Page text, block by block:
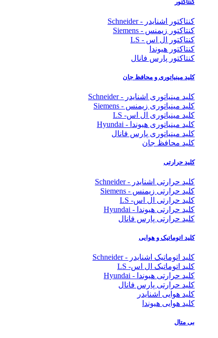
کنتاکتور
کنتاکتور اشنایدر - Schneider
کنتاکتور زیمنس - Siemens
کنتاکتور ال اس - LS
کنتاکتور هیوندا
کنتاکتور پارس فانال
کلید مینیاتوری و محافظ جان
کلید مینیاتوری اشنایدر - Schneider
کلید مینیاتوری زیمنس - Siemens
کلید مینیاتوری ال اس- LS
کلید مینیاتوری هیوندا - Hyundai
کلید مینیاتوری پارس فانال
کلید محافظ جان
کلید حرارتی
کلید حرارتی اشنایدر - Schneider
کلید حرارتی زیمنس - Siemens
کلید حرارتی ال اس- LS
کلید حرارتی هیوندا - Hyundai
کلید حرارتی پارس فانال
کلید اتوماتیک و هوایی
کلید اتوماتیک اشنایدر - Schneider
کلید اتوماتیک ال اس- LS
کلید حرارتی هیوندا - Hyundai
کلید حرارتی پارس فانال
کلید هوایی اشنایدر
کلید هوایی هیوندا
بی متال